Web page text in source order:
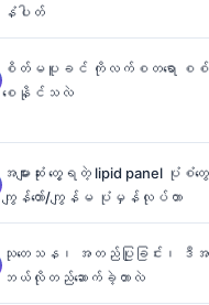
နံပါတ်
စိတ်မပူခင် ကိုလက်စတရော စစ်ဆ
စေနိုင်သလဲ
အများဆုံး တွေ့ရတဲ့ lipid panel ပုံ
ကျွန်တော်/ကျွန်မ ပုံမှန်လုပ်တာ
သုတေသန၊ အတည်ပြုခြင်း၊ ဒီအ
ဘယ်လိုတည်ဆောက်ခဲ့တာလဲ